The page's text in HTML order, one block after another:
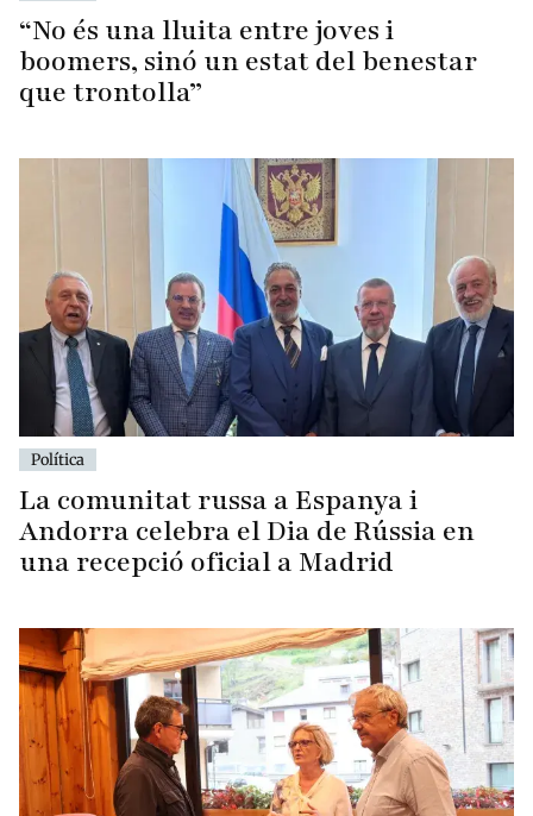
“No és una lluita entre joves i
boomers, sinó un estat del benestar
que trontolla”
Política
La comunitat russa a Espanya i
Andorra celebra el Dia de Rússia en
una recepció oficial a Madrid